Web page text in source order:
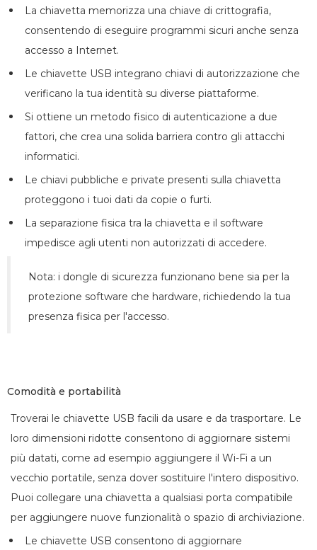
La chiavetta memorizza una chiave di crittografia,
consentendo di eseguire programmi sicuri anche senza
accesso a Internet.
Le chiavette USB integrano chiavi di autorizzazione che
verificano la tua identità su diverse piattaforme.
Si ottiene un metodo fisico di autenticazione a due
fattori, che crea una solida barriera contro gli attacchi
informatici.
Le chiavi pubbliche e private presenti sulla chiavetta
proteggono i tuoi dati da copie o furti.
La separazione fisica tra la chiavetta e il software
impedisce agli utenti non autorizzati di accedere.
Nota: i dongle di sicurezza funzionano bene sia per la
protezione software che hardware, richiedendo la tua
presenza fisica per l'accesso.
Comodità e portabilità
Troverai le chiavette USB facili da usare e da trasportare. Le
loro dimensioni ridotte consentono di aggiornare sistemi
più datati, come ad esempio aggiungere il Wi-Fi a un
vecchio portatile, senza dover sostituire l'intero dispositivo.
Puoi collegare una chiavetta a qualsiasi porta compatibile
per aggiungere nuove funzionalità o spazio di archiviazione.
Le chiavette USB consentono di aggiornare